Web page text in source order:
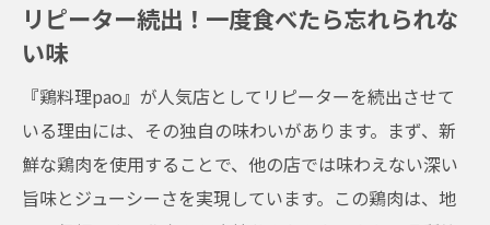
リピーター続出！一度食べたら忘れられな
い味
『鶏料理pao』が人気店としてリピーターを続出させて
いる理由には、その独自の味わいがあります。まず、新
鮮な鶏肉を使用することで、他の店では味わえない深い
旨味とジューシーさを実現しています。この鶏肉は、地